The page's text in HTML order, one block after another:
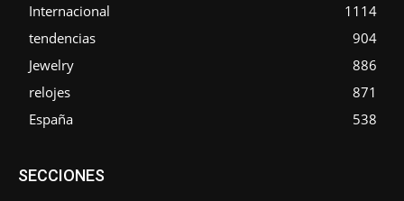
Internacional
1114
tendencias
904
Jewelry
886
relojes
871
España
538
SECCIONESAsociaciones
Entrevistas